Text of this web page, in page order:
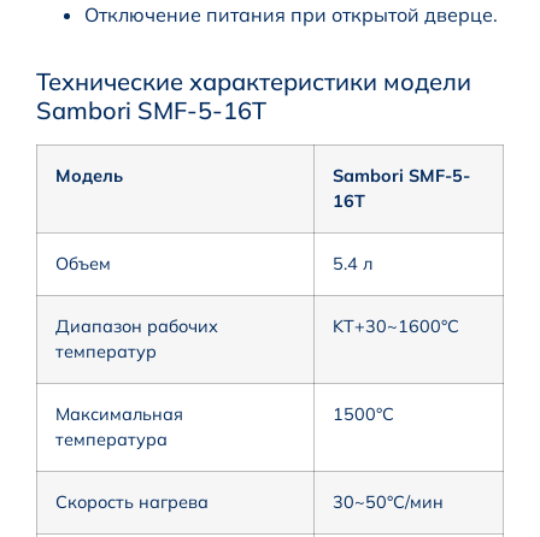
Отключение питания при открытой дверце.
Технические характеристики модели
Sambori SMF-5-16T
Модель
Sambori SMF-5-
16T
Объем 5.4 л
Диапазон рабочих
температур
KT+30~1600°C
Максимальная
температура
1500°C
Скорость нагрева 30~50°C/мин